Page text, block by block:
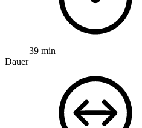
39 min
Dauer